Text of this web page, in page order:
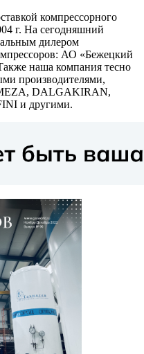
компрессорного
г. На сегодняшний
дилером
АО «Бежецкий
наша компания тесно
производителями,
DALGAKIRAN,
и другими.